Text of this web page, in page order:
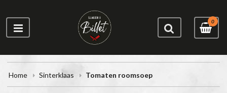
0
Home Sinterklaas Tomaten roomsoep